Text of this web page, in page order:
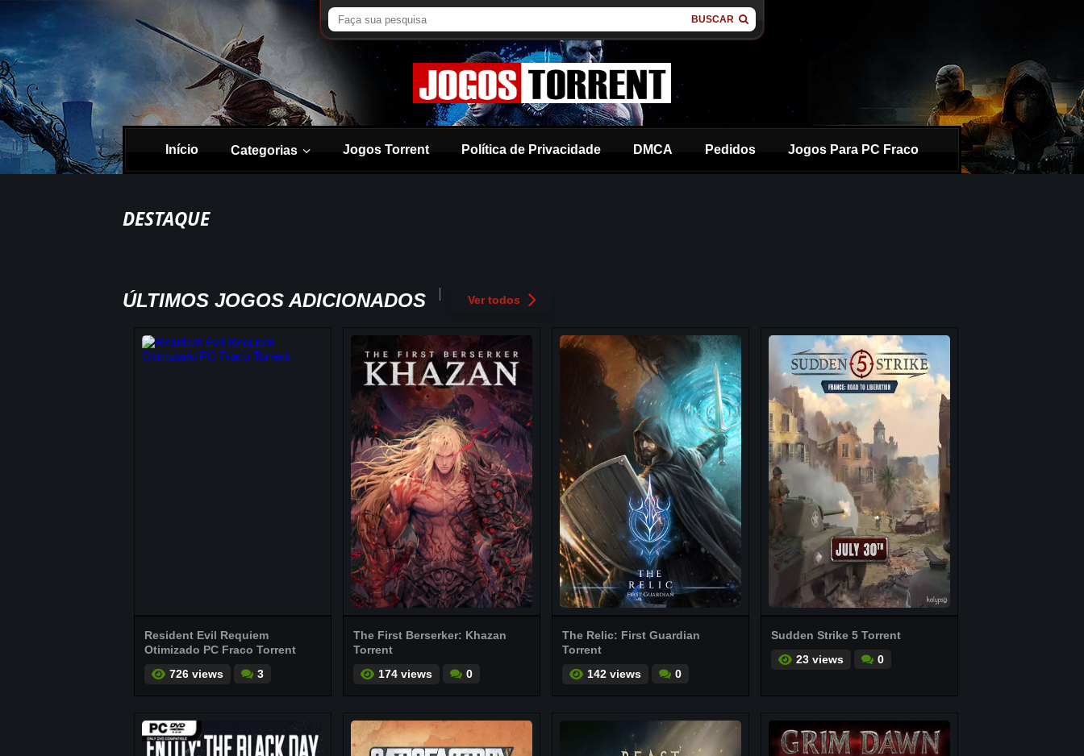
BUSCAR
Início Categorias Jogos Torrent Política de Privacidade DMCA Pedidos Jogos Para PC Fraco
DESTAQUE
ÚLTIMOS JOGOS ADICIONADOS Ver todos
Resident Evil Requiem
Otimizado PC Fraco Torrent
726 views
3
The First Berserker: Khazan
Torrent
174 views
0
The Relic: First Guardian
Torrent
142 views
0
Sudden Strike 5 Torrent
23 views
0